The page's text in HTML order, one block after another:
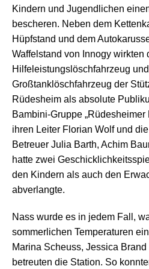
Kindern und Jugendlichen
bescheren. Neben dem
Hüpfstand und dem
Waffelstand von Innogy wirkten
Hilfeleistungslöschfahrzeug
Großtanklöschfahrzeug der
Rüdesheim als absolute
Bambini-Gruppe
ihren Leiter Florian Wolf und
Betreuer Julia Barth, Achim
hatte zwei
den Kindern als auch den
abverlangte.
Nass wurde es in jedem Fall,
sommerlichen Temperaturen
Marina Scheuss, Jessica
betreuten die Station. So